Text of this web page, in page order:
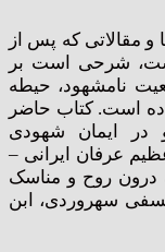
مقالاتی که پس از
شرحی است بر
نامشهود، حیطه
است. کتاب حاضر
در ایمان شهودی
عرفان ایرانی –
درون روح و مناسک
سهروردی، ابن